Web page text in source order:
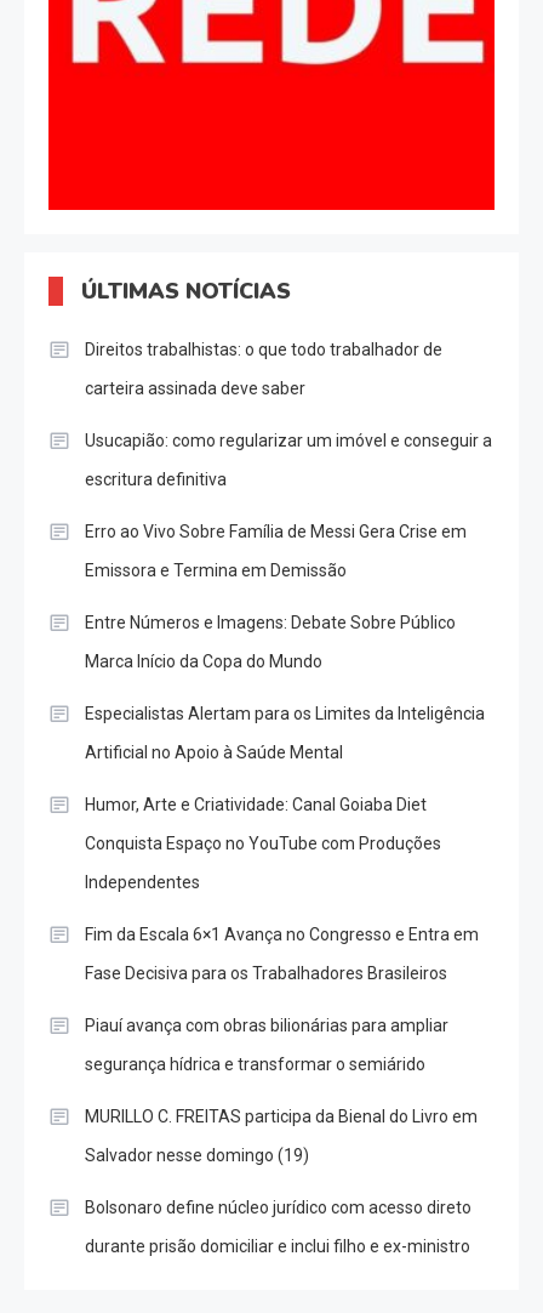
ÚLTIMAS NOTÍCIAS
Direitos trabalhistas: o que todo trabalhador de
carteira assinada deve saber
Usucapião: como regularizar um imóvel e conseguir a
escritura definitiva
Erro ao Vivo Sobre Família de Messi Gera Crise em
Emissora e Termina em Demissão
Entre Números e Imagens: Debate Sobre Público
Marca Início da Copa do Mundo
Especialistas Alertam para os Limites da Inteligência
Artificial no Apoio à Saúde Mental
Humor, Arte e Criatividade: Canal Goiaba Diet
Conquista Espaço no YouTube com Produções
Independentes
Fim da Escala 6×1 Avança no Congresso e Entra em
Fase Decisiva para os Trabalhadores Brasileiros
Piauí avança com obras bilionárias para ampliar
segurança hídrica e transformar o semiárido
MURILLO C. FREITAS participa da Bienal do Livro em
Salvador nesse domingo (19)
Bolsonaro define núcleo jurídico com acesso direto
durante prisão domiciliar e inclui filho e ex-ministro